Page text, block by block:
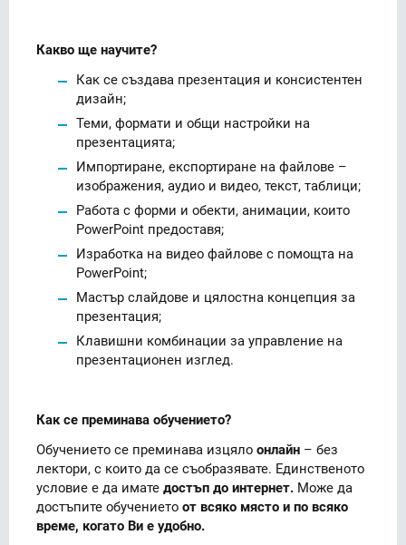
Какво ще научите?
Как се създава презентация и консистентен
дизайн;
Теми, формати и общи настройки на
презентацията;
Импортиране, експортиране на файлове –
изображения, аудио и видео, текст, таблици;
Работа с форми и обекти, анимации, които
PowerPoint предоставя;
Изработка на видео файлове с помощта на
PowerPoint;
Мастър слайдове и цялостна концепция за
презентация;
Клавишни комбинации за управление на
презентационен изглед.
Как се преминава обучението?
Обучението се преминава изцяло онлайн – без
лектори, с които да се съобразявате. Единственото
условие е да имате достъп до интернет. Може да
достъпите обучението от всяко място и по всяко
време, когато Ви е удобно.